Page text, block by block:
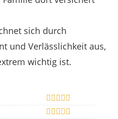
sich durch
und Verlässlichkeit aus,
wichtig ist.